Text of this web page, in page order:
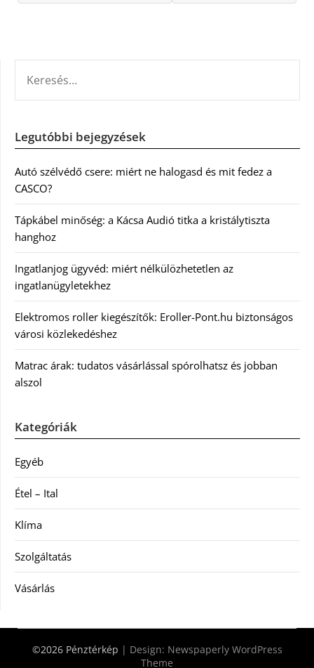
Legutóbbi bejegyzések
Autó szélvédő csere: miért ne halogasd és mit fedez a
CASCO?
Tápkábel minőség: a Kácsa Audió titka a kristálytiszta
hanghoz
Ingatlanjog ügyvéd: miért nélkülözhetetlen az
ingatlanügyletekhez
Elektromos roller kiegészítők: Eroller-Pont.hu biztonságos
városi közlekedéshez
Matrac árak: tudatos vásárlással spórolhatsz és jobban
alszol
Kategóriák
Egyéb
Étel – Ital
Klíma
Szolgáltatás
Vásárlás
©2026 Pénztérkép | Design: Newspaperly WordPress
Theme